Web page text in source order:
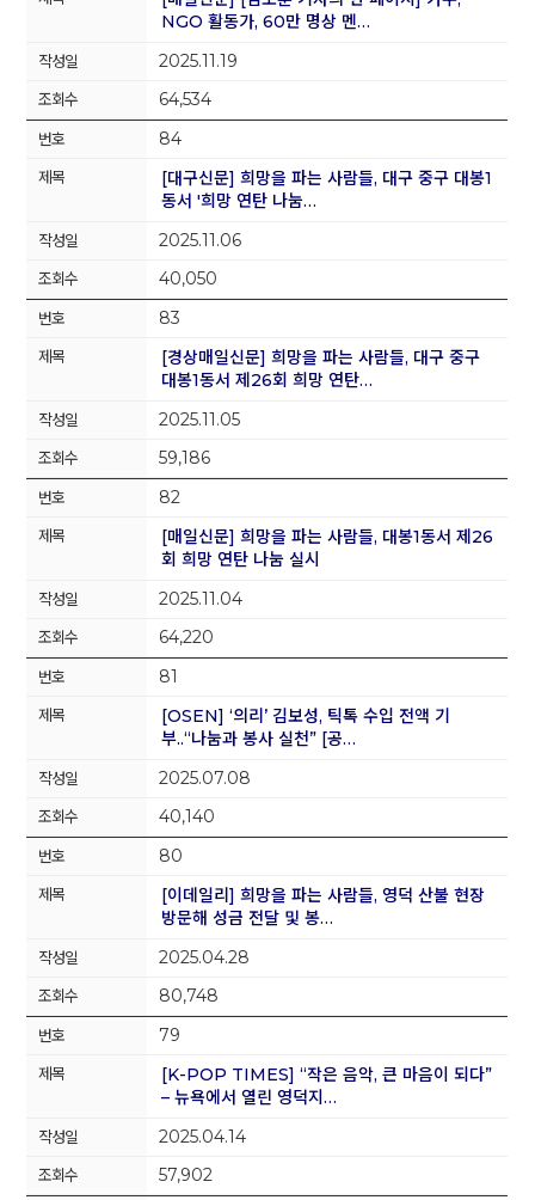
NGO 활동가, 60만 명상 멘…
2025.11.19
64,534
84
[대구신문] 희망을 파는 사람들, 대구 중구 대봉1
동서 '희망 연탄 나눔…
2025.11.06
40,050
83
[경상매일신문] 희망을 파는 사람들, 대구 중구
대봉1동서 제26회 희망 연탄…
2025.11.05
59,186
82
[매일신문] 희망을 파는 사람들, 대봉1동서 제26
회 희망 연탄 나눔 실시
2025.11.04
64,220
81
[OSEN] ‘의리’ 김보성, 틱톡 수입 전액 기
부..“나눔과 봉사 실천” [공…
2025.07.08
40,140
80
[이데일리] 희망을 파는 사람들, 영덕 산불 현장
방문해 성금 전달 및 봉…
2025.04.28
80,748
79
[K-POP TIMES] “작은 음악, 큰 마음이 되다”
– 뉴욕에서 열린 영덕지…
2025.04.14
57,902